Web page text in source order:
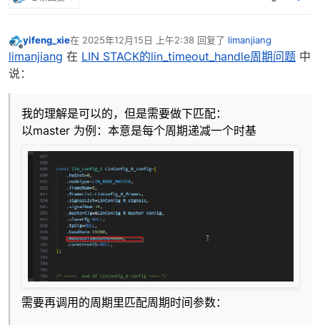
离线
yifeng_xie在 2025年12月15日 上午2:38 回复了 limanjiang
最后由 编辑
limanjiang 在 LIN STACK的lin_timeout_handle周期问题 中
说：
我的理解是可以的，但是需要做下匹配：
以master 为例：本意是每个周期递减一个时基
需要再调用的周期里匹配周期时间参数：